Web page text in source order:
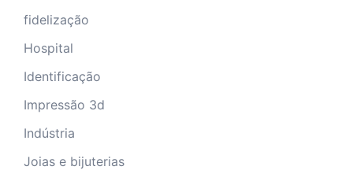
fidelização
Hospital
Identificação
Impressão 3d
Indústria
Joias e bijuterias